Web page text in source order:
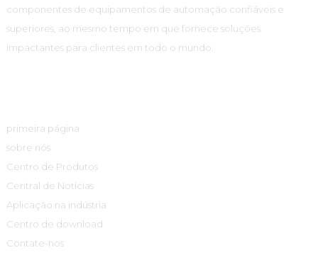
componentes de equipamentos de automação confiáveis ​​e
superiores, ao mesmo tempo em que fornece soluções
impactantes para clientes em todo o mundo.
primeira página
sobre nós
Centro de Produtos
Central de Notícias
Aplicação na indústria
Centro de download
Contate-nos